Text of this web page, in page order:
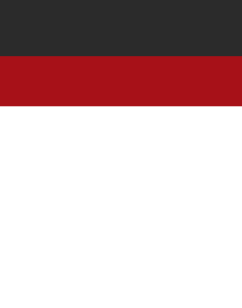
Ett bra sätt att ha